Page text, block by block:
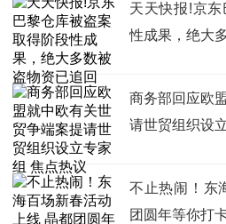
天天快报!京
性成果，绝大
商务部回应欧
请世贸组织设
不止热闹！东
团圆年等你打